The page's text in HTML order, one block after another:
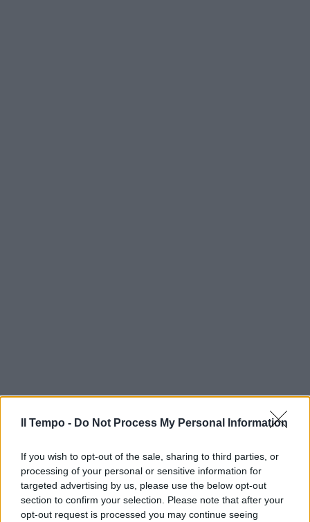
Il Tempo - Do Not Process My Personal Information
If you wish to opt-out of the sale, sharing to third parties, or
processing of your personal or sensitive information for
targeted advertising by us, please use the below opt-out
section to confirm your selection. Please note that after your
opt-out request is processed you may continue seeing